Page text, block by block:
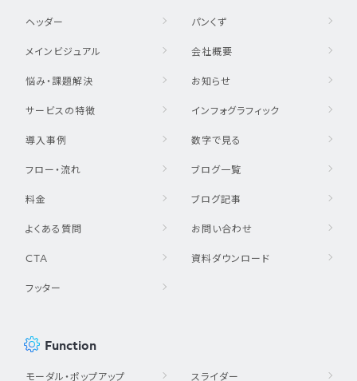
ヘッダー
メインビジュアル
悩み・課題解決
サービスの特徴
導入事例
フロー・流れ
料金
よくある質問
CTA
フッター
パンくず
会社概要
お知らせ
インフォグラフィック
数字で見る
ブログ一覧
ブログ記事
お問い合わせ
資料ダウンロード
Function
モーダル・ポップアップ スライダー